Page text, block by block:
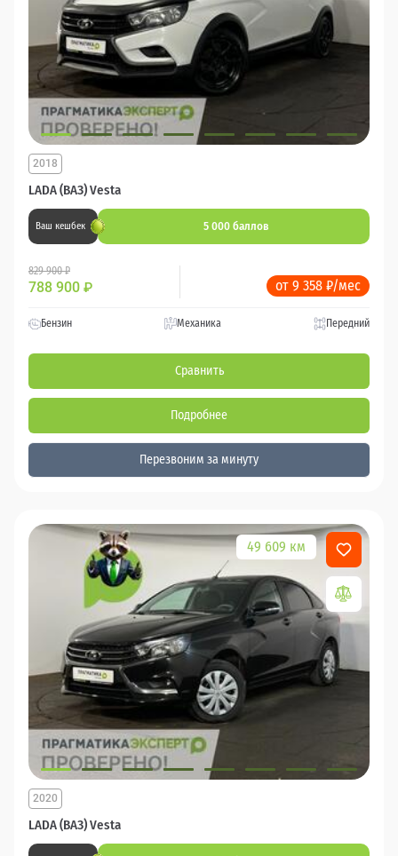
LADA (ВАЗ) Vesta
2018
Ваш кешбек 5 000 баллов
829 900 ₽
788 900 ₽ от 9 358 ₽/мес
Бензин Механика Передний
Сравнить
Подробнее
Перезвоним за минуту
49 609 км
LADA (ВАЗ) Vesta
2020